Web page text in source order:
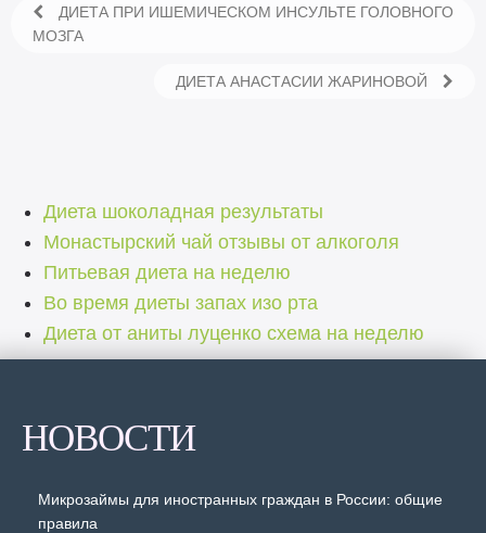
ДИЕТА ПРИ ИШЕМИЧЕСКОМ ИНСУЛЬТЕ ГОЛОВНОГО
МОЗГА
ДИЕТА АНАСТАСИИ ЖАРИНОВОЙ
Диета шоколадная результаты
Монастырский чай отзывы от алкоголя
Питьевая диета на неделю
Во время диеты запах изо рта
Диета от аниты луценко схема на неделю
НОВОСТИ
Микрозаймы для иностранных граждан в России: общие
правила